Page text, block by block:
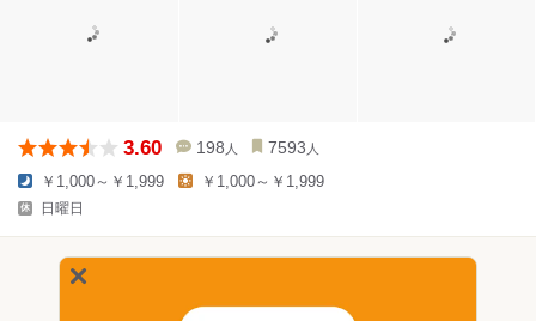
3.60 198 人 7593 人
￥1,000～￥1,999 ￥1,000～￥1,999
日曜日